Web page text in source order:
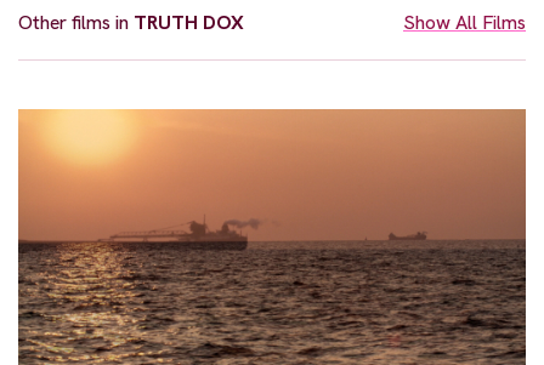
Other films in TRUTH DOX Show All Films